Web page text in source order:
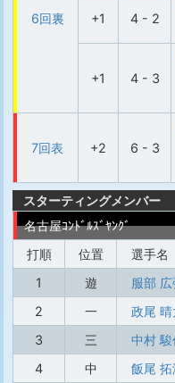
6回裏 +1 4 - 2
+1 4 - 3
7回表 +2 6 - 3
スターティングメンバー
名古屋ｺﾝﾄﾞﾙｽﾞﾔﾝｸﾞ
打順
位置 選手名
1
遊 服部 広
2
一 政尾 晴
3
三 中村 駿
4
中 飯尾 拓